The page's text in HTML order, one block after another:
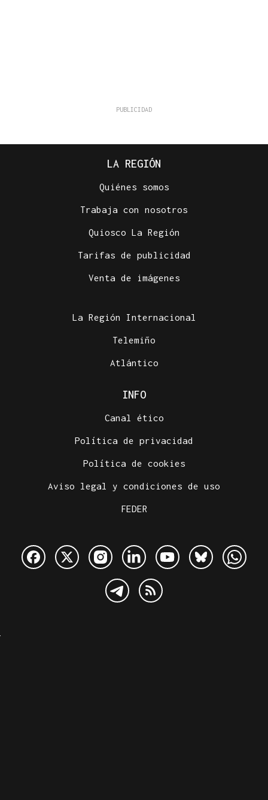
LA REGIÓN
Quiénes somos
Trabaja con nosotros
Quiosco La Región
Tarifas de publicidad
Venta de imágenes
La Región Internacional
Telemiño
Atlántico
INFO
Canal ético
Política de privacidad
Política de cookies
Aviso legal y condiciones de uso
FEDER